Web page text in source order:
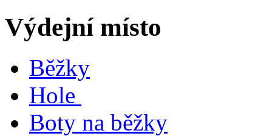
Výdejní místo
Běžky
Hole
Boty na běžky